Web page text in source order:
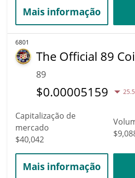
Mais informação
6801
The Official 89
89
$0.00005159
Capitalização de
mercado
$40,042
Mais informação